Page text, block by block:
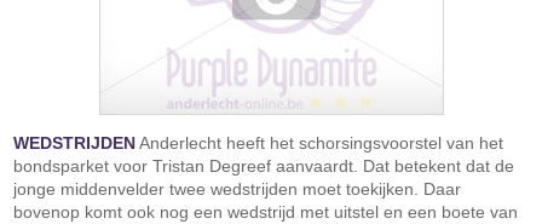
WEDSTRIJDENAnderlecht heeft het schorsingsvoorstel van het
bondsparket voor Tristan Degreef aanvaardt. Dat betekent dat de
jonge middenvelder twee wedstrijden moet toekijken. Daar
bovenop komt ook nog een wedstrijd met uitstel en een boete van